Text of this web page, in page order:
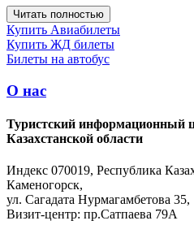
Читать полностью
Купить Авиабилеты
Купить ЖД билеты
Билеты на автобус
О нас
Туристский информационный
Казахстанской области
Индекс 070019, Республика
Каменогорск,
ул. Сагадата Нурмагамбетова 35,
Визит-центр: пр.Сатпаева 79А